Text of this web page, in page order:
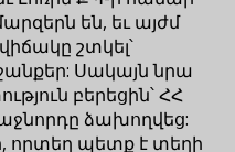
են, եւ այժմ
շտկել՝
Սակայն նրա
բերեցին՝ ՀՀ
ձախողվեց:
պետք է տեղի